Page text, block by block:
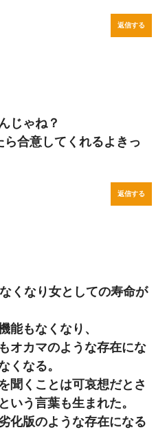
返信する
じゃね？
合意してくれるよきっ
返信する
くなり女としての寿命が
能もなくなり、
オカマのような存在にな
くなる。
聞くことは可哀想だとさ
いう言葉も生まれた。
化版のような存在になる